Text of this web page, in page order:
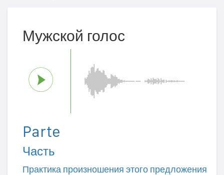
Мужской голос
Parte
Часть
Практика произношения этого предложения